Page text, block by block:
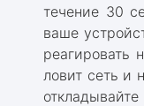
течение 30
ваше
реагировать
ловит сеть и